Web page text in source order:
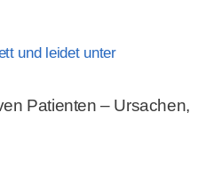
Patienten – Ursachen,